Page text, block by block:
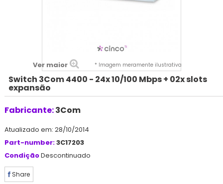
Ver maior * Imagem meramente ilustrativa
Switch 3Com 4400 - 24x 10/100 Mbps + 02x slots
expansão
Fabricante:3Com
Atualizado em: 28/10/2014
Part-number:3C17203
CondiçãoDescontinuado
Share